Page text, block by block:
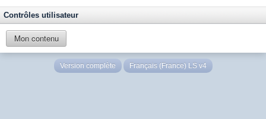
Contrôles utilisateur
Mon contenu
Version complète Français (France) LS v4